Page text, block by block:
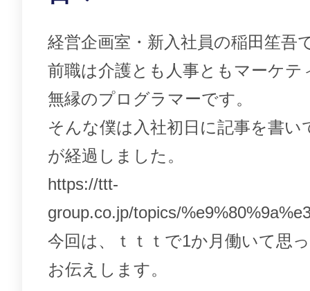
経営企画室・新入社員の稲田笙吾
前職は介護とも人事ともマーケテ
無縁のプログラマーです。
そんな僕は入社初日に記事を書い
が経過しました。
https://ttt-
group.co.jp/topics/
今回は、ｔｔｔで1か月働いて思
お伝えします。